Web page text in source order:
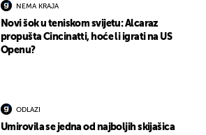
NEMA KRAJA
Novi šok u teniskom svijetu: Alcaraz
propušta Cincinatti, hoće li igrati na US
Openu?
ODLAZI
Umirovila se jedna od najboljih skijašica